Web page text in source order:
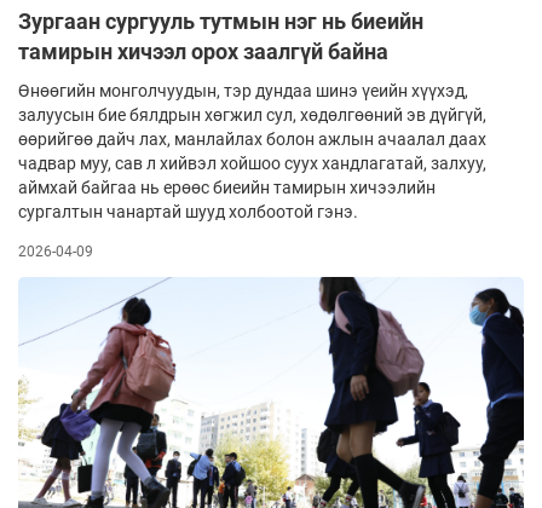
Зургаан сургууль тутмын нэг нь биеийн
тамирын хичээл орох заалгүй байна
Өнөөгийн монголчуудын, тэр дундаа шинэ үеийн хүүхэд,
залуусын бие бялдрын хөгжил сул, хөдөлгөөний эв дүйгүй,
өөрийгөө дайч­ лах, манлайлах болон ажлын ачаалал даах
чадвар муу, сав л хийвэл хойшоо суух хандлагатай, залхуу,
аймхай байгаа нь ерөөс биеийн тамирын хичээлийн
сургалтын чанартай шууд холбоотой гэнэ.
2026-04-09